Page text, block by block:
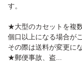
す。
★大型のカセットを複
個口以上になる場合が
その際は送料が変更に
★郵便事故、盗...